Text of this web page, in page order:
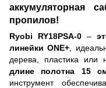
аккумуляторная
пропилов!
Ryobi RY18PSA-0 –
линейки ONE+ ,
дерева, пластика или
длине полотна 15
инструмент